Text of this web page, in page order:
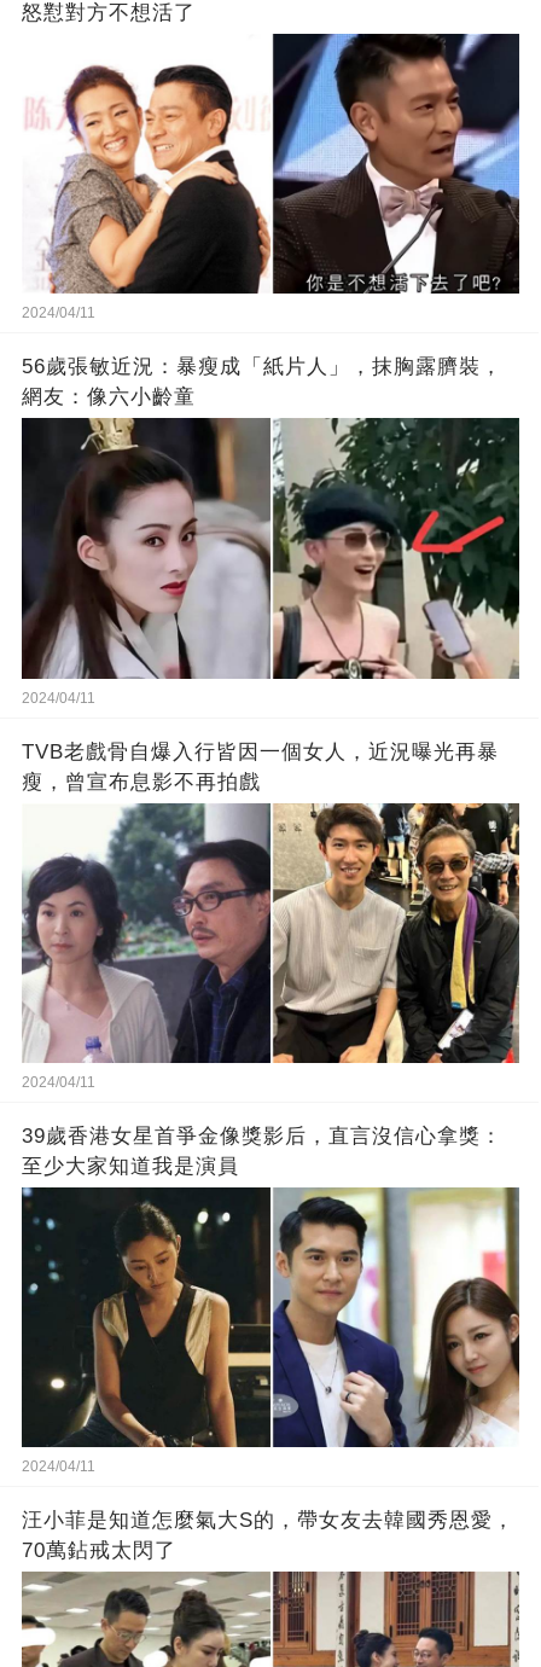
怒懟對方不想活了
2024/04/11
56歲張敏近況：暴瘦成「紙片人」，抹胸露臍裝，
網友：像六小齡童
2024/04/11
TVB老戲骨自爆入行皆因一個女人，近況曝光再暴
瘦，曾宣布息影不再拍戲
2024/04/11
39歲香港女星首爭金像獎影后，直言沒信心拿獎：
至少大家知道我是演員
2024/04/11
汪小菲是知道怎麼氣大S的，帶女友去韓國秀恩愛，
70萬鉆戒太閃了